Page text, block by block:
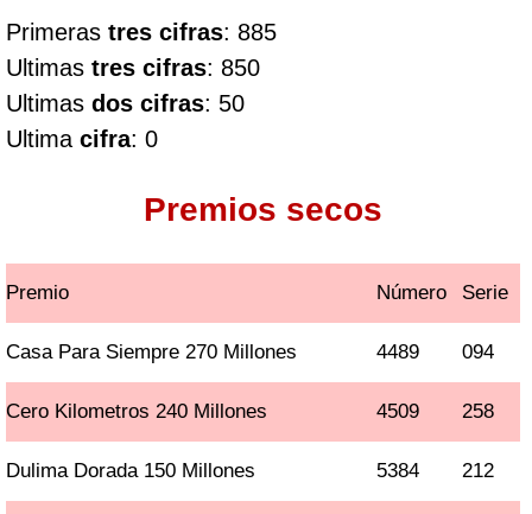
Primeras tres cifras: 885
Ultimas tres cifras: 850
Ultimas dos cifras: 50
Ultima cifra: 0
Premios secos
Premio Número Serie
Casa Para Siempre 270 Millones 4489 094
Cero Kilometros 240 Millones 4509 258
Dulima Dorada 150 Millones 5384 212